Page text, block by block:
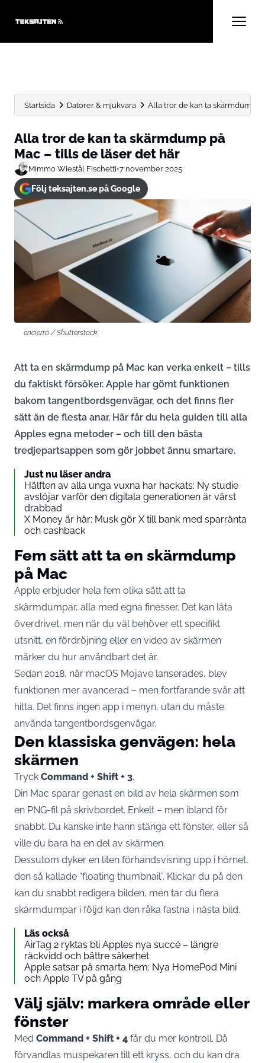
Startsida Datorer & mjukvara Alla tror de kan ta skärmdump
Alla tror de kan ta skärmdump på
Mac – tills de läser det här
Mimmo Wiestål Fischetti•7 november 2025
Följ teksajten.se på Google
encierro / Shutterstock
Att ta en skärmdump på Mac kan verka enkelt – tills
du faktiskt försöker. Apple har gömt funktionen
bakom tangentbordsgenvägar, och det finns fler
sätt än de flesta anar. Här får du hela guiden till alla
Apples egna metoder – och till den bästa
tredjepartsappen som gör jobbet ännu smartare.
Just nu läser andra
Hälften av alla unga vuxna har hackats: Ny studie
avslöjar varför den digitala generationen är värst
drabbad
X Money är här: Musk gör X till bank med sparränta
och cashback
Fem sätt att ta en skärmdump
på Mac
Apple erbjuder hela fem olika sätt att ta
skärmdumpar, alla med egna finesser. Det kan låta
överdrivet, men när du väl behöver ett specifikt
utsnitt, en fördröjning eller en video av skärmen
märker du hur användbart det är.
Sedan 2018, när macOS Mojave lanserades, blev
funktionen mer avancerad – men fortfarande svår att
hitta. Det finns ingen app i menyn, utan du måste
använda tangentbordsgenvägar.
Den klassiska genvägen: hela
skärmen
Tryck Command + Shift + 3.
Din Mac sparar genast en bild av hela skärmen som
en PNG-fil på skrivbordet. Enkelt – men ibland för
snabbt. Du kanske inte hann stänga ett fönster, eller så
ville du bara ha en del av skärmen.
Dessutom dyker en liten förhandsvisning upp i hörnet,
den så kallade “floating thumbnail”. Klickar du på den
kan du snabbt redigera bilden, men tar du flera
skärmdumpar i följd kan den råka fastna i nästa bild.
Läs också
AirTag 2 ryktas bli Apples nya succé – längre
räckvidd och bättre säkerhet
Apple satsar på smarta hem: Nya HomePod Mini
och Apple TV på gång
Välj själv: markera område eller
fönster
Med Command + Shift + 4 får du mer kontroll. Då
förvandlas muspekaren till ett kryss, och du kan dra